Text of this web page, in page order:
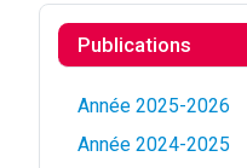
Publications
Année 2025-2026
Année 2024-2025